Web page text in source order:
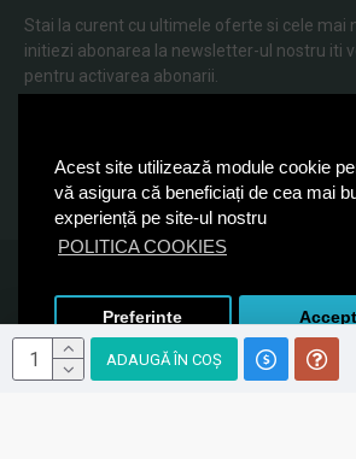
Acest site utilizează module cookie
vă asigura că beneficiați de cea mai
experiență pe site-ul nostru
POLITICA COOKIES
Preferinte Accept
ADAUGĂ ÎN COŞ
Stai la curent cu ultimele oferte si cele mai
initiezi abonarea la newsletter-ul nostru iti
pentru activarea abonarii.
Am citit şi sunt de acord cu Politica de
© 2019, Papir.ro, Toate drepturile